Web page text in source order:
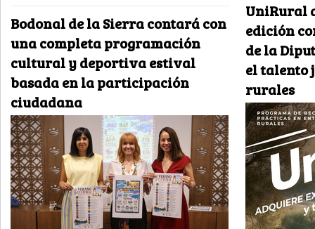
Bodonal de la Sierra contará con
una completa programación
cultural y deportiva estival
basada en la participación
ciudadana
UniRural
edición
de la
el talento
rurales